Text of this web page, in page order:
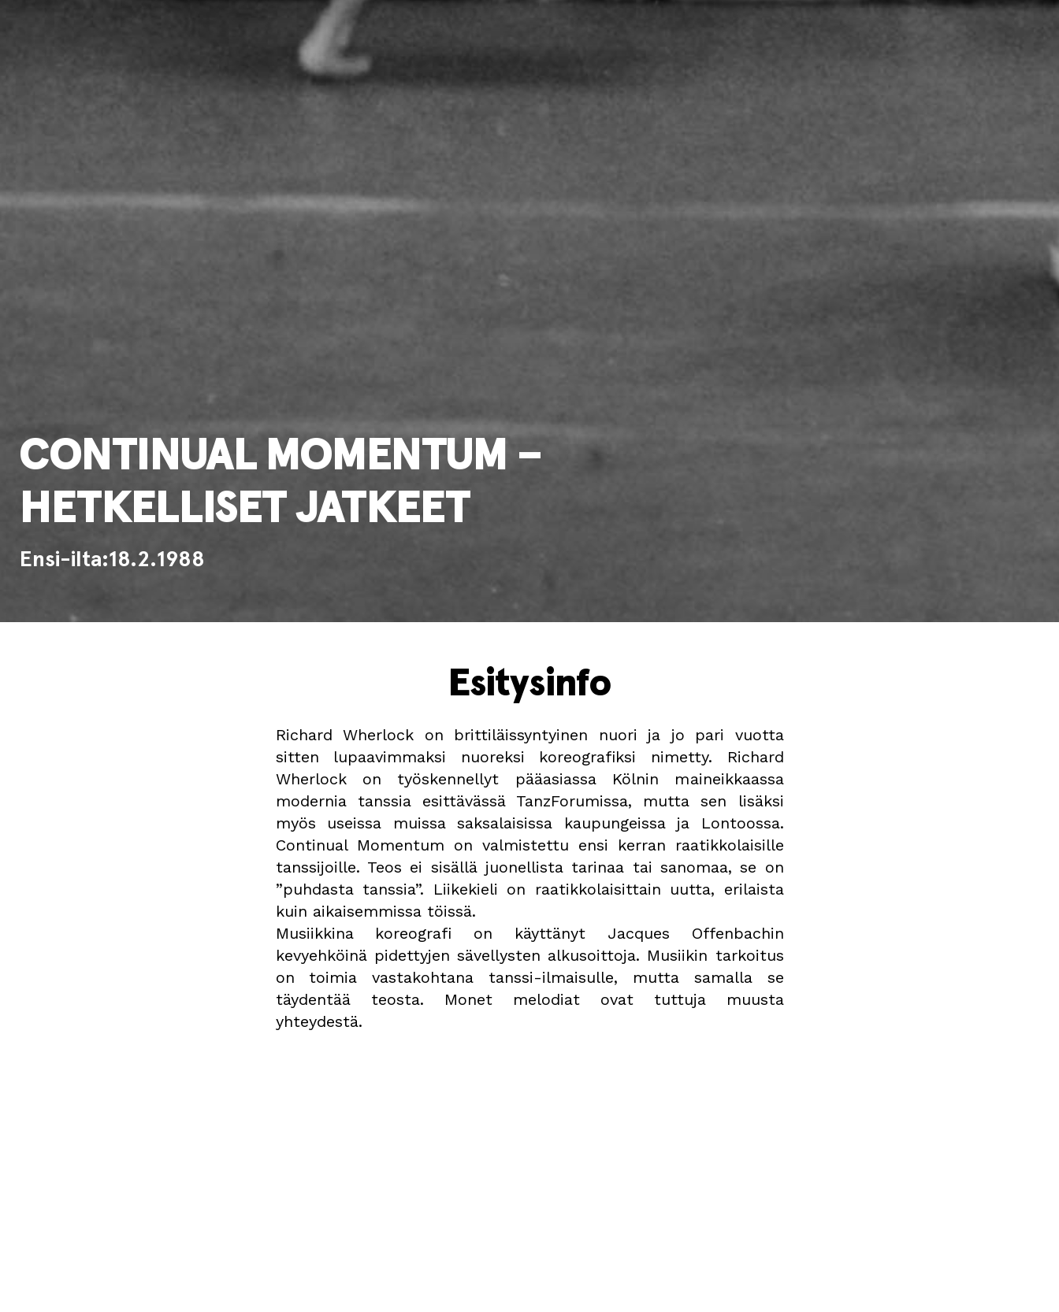
CONTINUAL MOMENTUM –
HETKELLISET JATKEET
Ensi-ilta:18.2.1988
Esitysinfo
Richard Wherlock on brittiläissyntyinen nuori ja jo pari vuotta
sitten lupaavimmaksi nuoreksi koreografiksi nimetty. Richard
Wherlock on työskennellyt pää­asiassa Kölnin maineikkaassa
modernia tanssia esittävässä TanzForumissa, mutta sen lisäksi
myös useissa muissa saksalai­sissa kaupungeissa ja Lontoossa.
Continual Momentum on valmistettu ensi kerran raatikkolaisille
tanssijoille. Teos ei sisällä juonellista tarinaa tai sanomaa, se on
”puhdasta tanssia”. Liikekieli on raatikkolaisittain uutta, erilaista
kuin aikaisemmissa töissä.
Musiikkina koreografi on käyttänyt Jacques Offenbachin
kevyehköinä pidettyjen sävellysten alkusoittoja. Musiikin tarkoitus
on toimia vastakohtana tanssi-ilmaisulle, mutta samalla se
täydentää teosta. Monet melodiat ovat tuttuja muusta
yhteydestä.